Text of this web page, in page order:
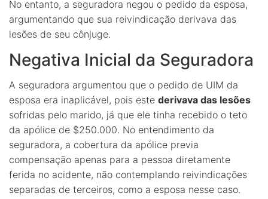
No entanto, a seguradora negou o pedido da esposa,
argumentando que sua reivindicação derivava das
lesões de seu cônjuge.
Negativa Inicial da Seguradora
A seguradora argumentou que o pedido de UIM da
esposa era inaplicável, pois este derivava das lesões
sofridas pelo marido, já que ele tinha recebido o teto
da apólice de $250.000. No entendimento da
seguradora, a cobertura da apólice previa
compensação apenas para a pessoa diretamente
ferida no acidente, não contemplando reivindicações
separadas de terceiros, como a esposa nesse caso.